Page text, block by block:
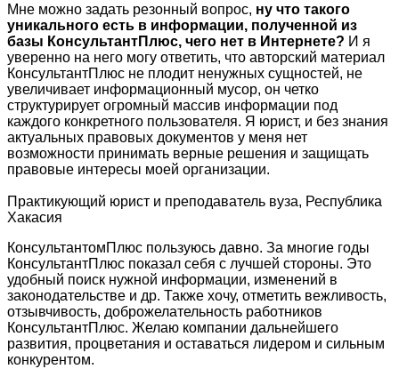
Мне можно задать резонный вопрос, ну что такого
уникального есть в информации, полученной из
базы КонсультантПлюс, чего нет в Интернете? И я
уверенно на него могу ответить, что авторский материал
КонсультантПлюс не плодит ненужных сущностей, не
увеличивает информационный мусор, он четко
структурирует огромный массив информации под
каждого конкретного пользователя. Я юрист, и без знания
актуальных правовых документов у меня нет
возможности принимать верные решения и защищать
правовые интересы моей организации.
Практикующий юрист и преподаватель вуза, Республика
Хакасия
КонсультантомПлюс пользуюсь давно. За многие годы
КонсультантПлюс показал себя с лучшей стороны. Это
удобный поиск нужной информации, изменений в
законодательстве и др. Также хочу, отметить вежливость,
отзывчивость, доброжелательность работников
КонсультантПлюс. Желаю компании дальнейшего
развития, процветания и оставаться лидером и сильным
конкурентом.